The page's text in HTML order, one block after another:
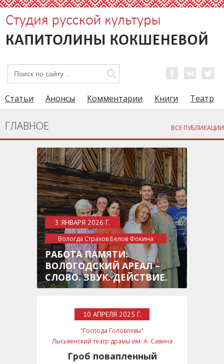
Статьи Анонсы Комментарии Книги Театр
ВСЕ ПУБЛИКАЦИИ
ГЛАВНОЕ
3 ЯНВАРЯ 2026 Г.
Вологда Страхов Белов Фокина
культура
РАБОТА ПАМЯТИ:
ВОЛОГОДСКИЙ АРЕАЛ –
СЛОВО. ЗВУК. ДЕЙСТВИЕ.
10 АПРЕЛЯ 2025 Г.
"Господа Головлевы"
Лысьвенский театр драмы им. А. Савина
Гроб повапленный